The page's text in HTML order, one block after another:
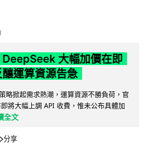
大幅加價在即
運算資源告急
略掀起需求熱潮，運算資源不勝負荷，官
將大幅上調 API 收費，惟未公布具體加
全文
分享